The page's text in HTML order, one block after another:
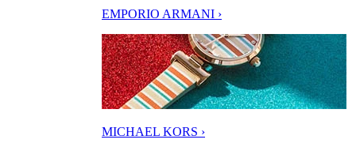
EMPORIO ARMANI ›
MICHAEL KORS ›